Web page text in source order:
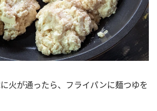
火が通ったら、フライパンに麺つゆを